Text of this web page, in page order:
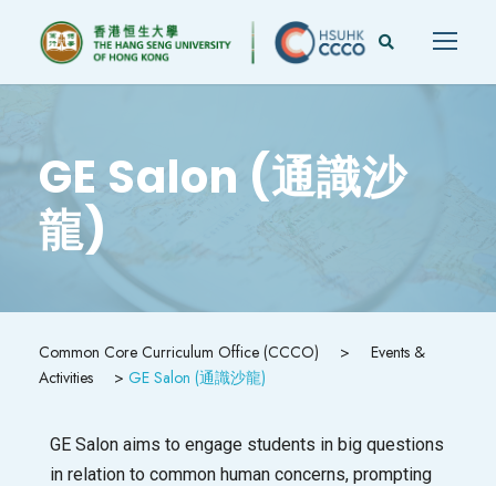
GE Salon (通識沙
龍)
Common Core Curriculum Office (CCCO) >
Events &
Activities
> GE Salon (通識沙龍)
GE Salon aims to engage students in big questions
in relation to common human concerns, prompting